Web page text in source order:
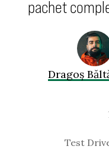
pachet
Dragoș
Test